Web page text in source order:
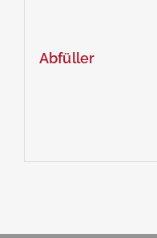
Abfüller